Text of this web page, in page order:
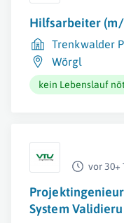
Hilfsarbeiter
Trenkwalder
Wörgl
kein Lebenslauf
vor 30+
System